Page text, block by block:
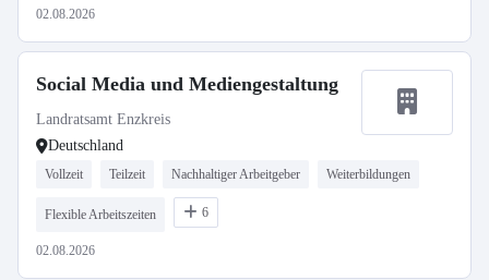
02.08.2026
Social Media und Mediengestaltung
Landratsamt Enzkreis
Deutschland
Vollzeit Teilzeit Nachhaltiger Arbeitgeber Weiterbildungen
Flexible Arbeitszeiten 6
02.08.2026